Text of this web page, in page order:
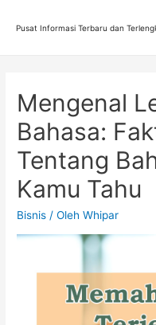
Pusat Informasi Terbaru dan
Mengenal
Bahasa:
Tentang
Kamu Tahu
Bisnis / OlehWhipar